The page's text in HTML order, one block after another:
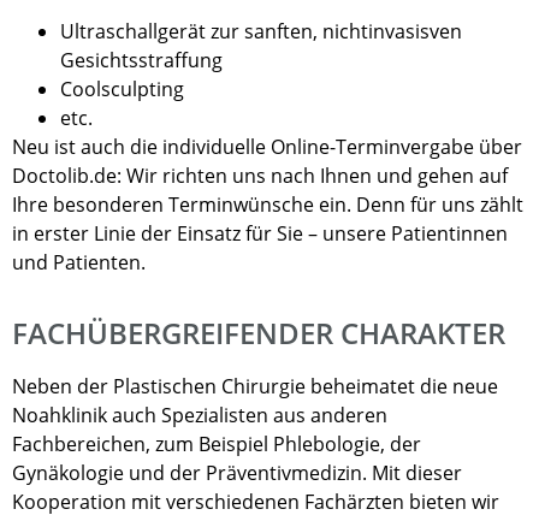
Ultraschallgerät zur sanften, nichtinvasisven
Gesichtsstraffung
Coolsculpting
etc.
Neu ist auch die individuelle Online-Terminvergabe über
Doctolib.de: Wir richten uns nach Ihnen und gehen auf
Ihre besonderen Terminwünsche ein. Denn für uns zählt
in erster Linie der Einsatz für Sie – unsere Patientinnen
und Patienten.
FACHÜBERGREIFENDER CHARAKTER
Neben der Plastischen Chirurgie beheimatet die neue
Noahklinik auch Spezialisten aus anderen
Fachbereichen, zum Beispiel Phlebologie, der
Gynäkologie und der Präventivmedizin. Mit dieser
Kooperation mit verschiedenen Fachärzten bieten wir